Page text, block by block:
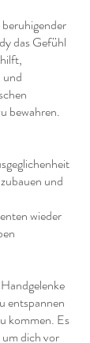
das Gefühl
und
bewahren.
und
wieder
entspannen
kommen. Es
dich vor